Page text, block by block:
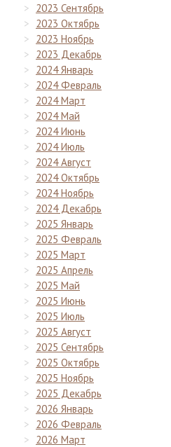
2023 Сентябрь
2023 Октябрь
2023 Ноябрь
2023 Декабрь
2024 Январь
2024 Февраль
2024 Март
2024 Май
2024 Июнь
2024 Июль
2024 Август
2024 Октябрь
2024 Ноябрь
2024 Декабрь
2025 Январь
2025 Февраль
2025 Март
2025 Апрель
2025 Май
2025 Июнь
2025 Июль
2025 Август
2025 Сентябрь
2025 Октябрь
2025 Ноябрь
2025 Декабрь
2026 Январь
2026 Февраль
2026 Март